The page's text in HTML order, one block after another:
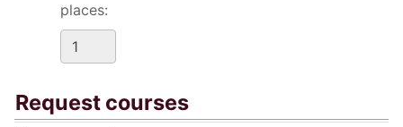
places:
Request courses